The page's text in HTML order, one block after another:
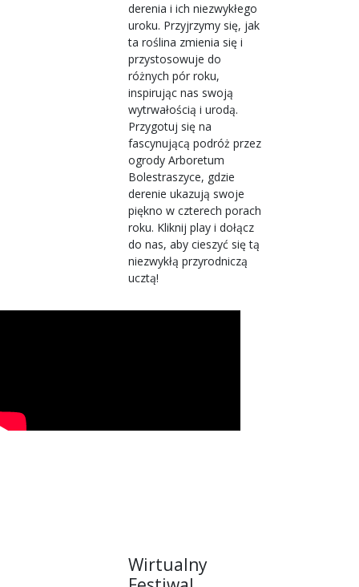
derenia i ich niezwykłego
uroku. Przyjrzymy się, jak
ta roślina zmienia się i
przystosowuje do
różnych pór roku,
inspirując nas swoją
wytrwałością i urodą.
Przygotuj się na
fascynującą podróż przez
ogrody Arboretum
Bolestraszyce, gdzie
derenie ukazują swoje
piękno w czterech porach
roku. Kliknij play i dołącz
do nas, aby cieszyć się tą
niezwykłą przyrodniczą
ucztą!
Wirtualny